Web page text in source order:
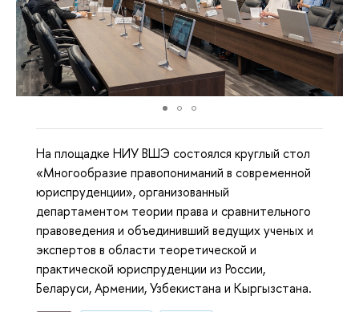
На площадке НИУ ВШЭ состоялся круглый стол
«Многообразие правопониманий в современной
юриспруденции», организованный
департаментом теории права и сравнительного
правоведения и объединивший ведущих ученых и
экспертов в области теоретической и
практической юриспруденции из России,
Беларуси, Армении, Узбекистана и Кыргызстана.